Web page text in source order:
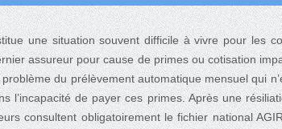
une situation souvent difficile à vivre pour les
assureur pour cause de primes ou cotisation
du prélèvement automatique mensuel qui
l’incapacité de payer ces primes. Après une
consultent obligatoirement le fichier national